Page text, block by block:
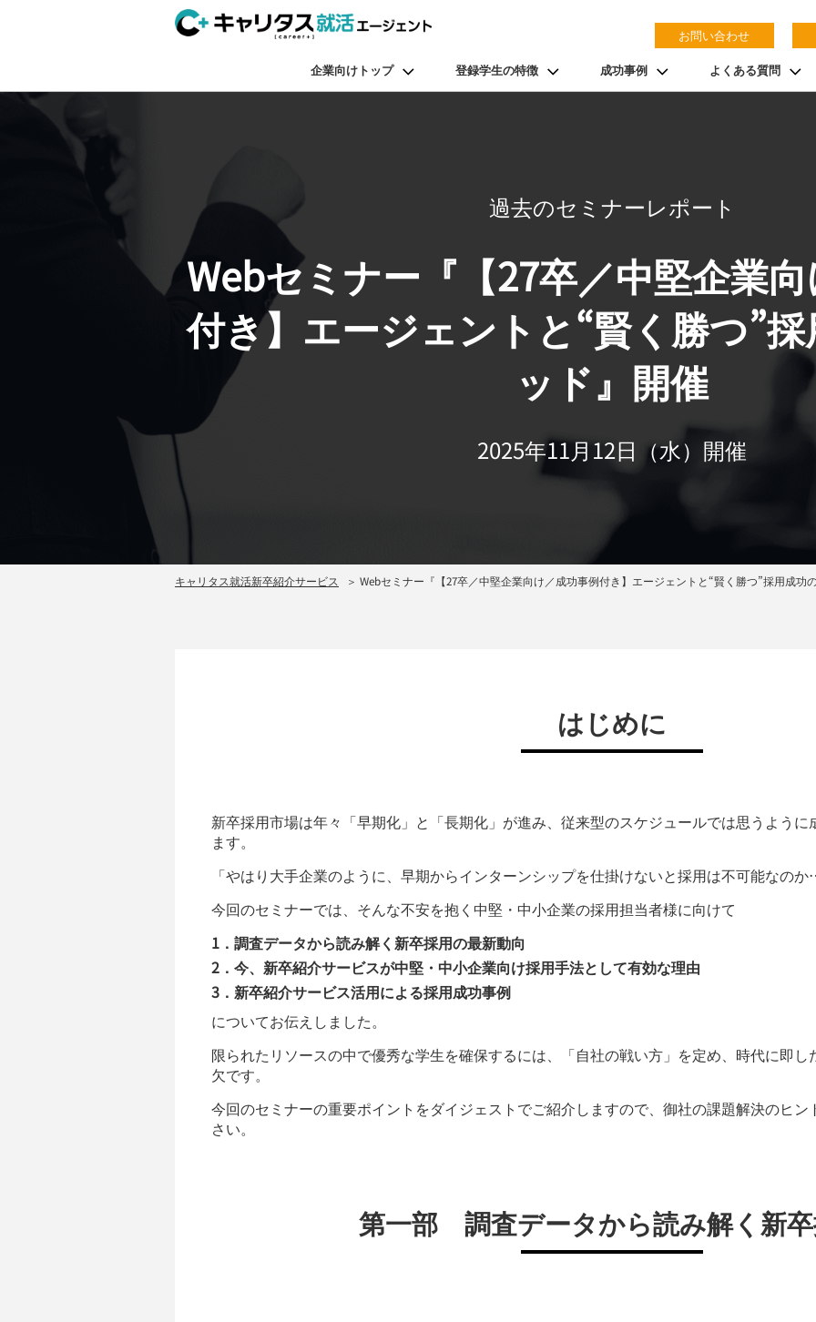
お問い合わせ
企業向けトップ 登録学生の特徴 成功事例 よくある質問
過去のセミナーレポート
Webセミナー『【27卒／中堅企業
付き】エージェントと“賢く勝つ”
ッド』開催
2025年11月12日（水）開催
キャリタス就活新卒紹介サービス Webセミナー『【27卒／中堅企業向け／成功事例付き】エージェントと“賢く勝つ”採用成功
はじめに
新卒採用市場は年々「早期化」と「長期化」が進み、従来型のスケジュールでは思うよう
ます。
「やはり大手企業のように、早期からインターンシップを仕掛けないと採用は不可能なの
今回のセミナーでは、そんな不安を抱く中堅・中小企業の採用担当者様に向けて
1．調査データから読み解く新卒採用の最新動向
2．今、新卒紹介サービスが中堅・中小企業向け採用手法として有効な理由
3．新卒紹介サービス活用による採用成功事例
についてお伝えしました。
限られたリソースの中で優秀な学生を確保するには、「自社の戦い方」を定め、時代に即
欠です。
今回のセミナーの重要ポイントをダイジェストでご紹介しますので、御社の課題解決のヒ
さい。
第一部 調査データから読み解く新